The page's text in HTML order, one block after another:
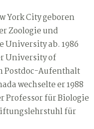
York City geboren
Zoologie und
University ab. 1986
University of
Postdoc-Aufenthalt
wechselte er 1988
Professor für Biologie
für